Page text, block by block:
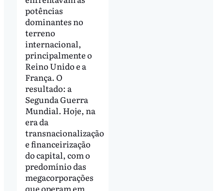
potências
dominantes no
terreno
internacional,
principalmente o
Reino Unido e a
França. O
resultado: a
Segunda Guerra
Mundial. Hoje, na
era da
transnacionalização
e financeirização
do capital, com o
predomínio das
megacorporações
que operam em